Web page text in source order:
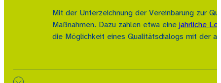
Mit der Unterzeichnung der Vereinbarung zur
Maßnahmen. Dazu zählen etwa eine jährliche
die Möglichkeit eines Qualitätsdialogs mit der